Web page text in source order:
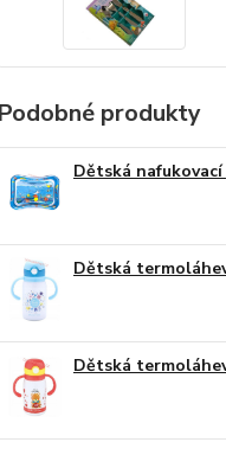
Podobné produkty
Dětská
Dětská
Dětská